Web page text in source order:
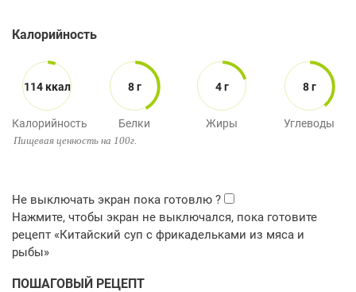
Калорийность
114 ккал
Калорийность
8 г
Белки
4 г
Жиры
8 г
Углеводы
Пищевая ценность на 100г.
ПОШАГОВЫЙ РЕЦЕПТ